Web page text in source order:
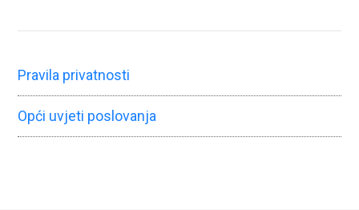
Pravila privatnosti
Opći uvjeti poslovanja